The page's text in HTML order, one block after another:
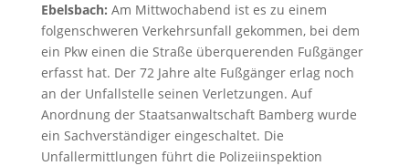
Ebelsbach: Am Mittwochabend ist es zu einem
folgenschweren Verkehrsunfall gekommen, bei dem
ein Pkw einen die Straße überquerenden Fußgänger
erfasst hat. Der 72 Jahre alte Fußgänger erlag noch
an der Unfallstelle seinen Verletzungen. Auf
Anordnung der Staatsanwaltschaft Bamberg wurde
ein Sachverständiger eingeschaltet. Die
Unfallermittlungen führt die Polizeiinspektion